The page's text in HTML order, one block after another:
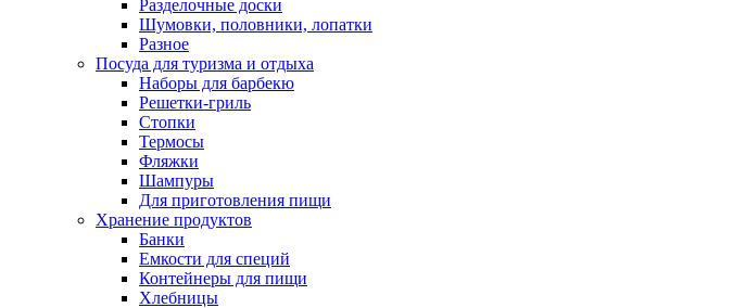
Разделочные доски
Шумовки, половники, лопатки
Разное
Посуда для туризма и отдыха
Наборы для барбекю
Решетки-гриль
Стопки
Термосы
Фляжки
Шампуры
Для приготовления пищи
Хранение продуктов
Банки
Емкости для специй
Контейнеры для пищи
Хлебницы